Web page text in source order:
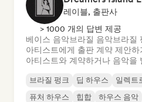
레이블, 출판사
> 1000 개의 답변 제공
베이스 음악브라질 음악브라질
아티스트에게 출판 계약 제안하
아티스트와 계약하거나 음악을
브라질 펑크 딥 하우스 일렉트
퓨처 하우스
힙합 하우스 음악